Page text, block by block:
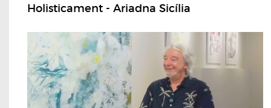
Holisticament - Ariadna Sicília